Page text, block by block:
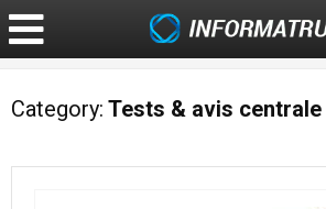
Category: Tests & avis centrale